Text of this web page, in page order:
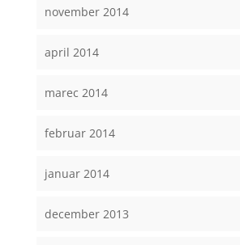
november 2014
april 2014
marec 2014
februar 2014
januar 2014
december 2013